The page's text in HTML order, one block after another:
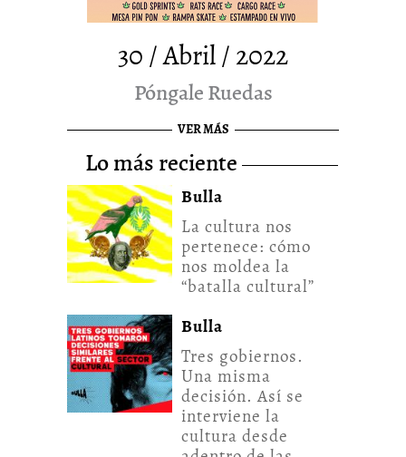
30 / Abril / 2022
Póngale Ruedas
VER MÁS
lo más reciente
Bulla
La cultura nos
pertenece: cómo
nos moldea la
“batalla cultural”
Bulla
Tres gobiernos.
Una misma
decisión. Así se
interviene la
cultura desde